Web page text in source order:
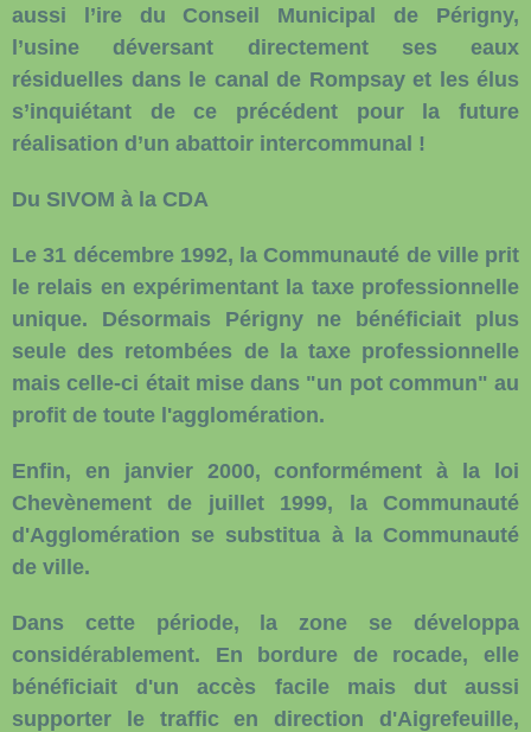
aussi l’ire du Conseil Municipal de Périgny,
l’usine déversant directement ses eaux
résiduelles dans le canal de Rompsay et les élus
s’inquiétant de ce précédent pour la future
réalisation d’un abattoir intercommunal !
Du SIVOM à la CDA
Le 31 décembre 1992, la Communauté de ville prit
le relais en expérimentant la taxe professionnelle
unique. Désormais Périgny ne bénéficiait plus
seule des retombées de la taxe professionnelle
mais celle-ci était mise dans "un pot commun" au
profit de toute l'agglomération.
Enfin, en janvier 2000, conformément à la loi
Chevènement de juillet 1999, la Communauté
d'Agglomération se substitua à la Communauté
de ville.
Dans cette période, la zone se développa
considérablement. En bordure de rocade, elle
bénéficiait d'un accès facile mais dut aussi
supporter le traffic en direction d'Aigrefeuille,